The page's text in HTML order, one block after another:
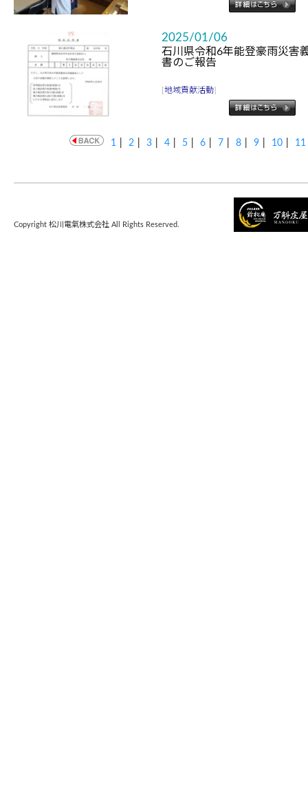
2025/01/06
石川県令和6年能登豪雨災害
書のご報告
[地域貢献活動]
1 2 3 4 5 6 7 8 9 10 11
Copyright 松川電氣株式会社 All Rights Reserved.